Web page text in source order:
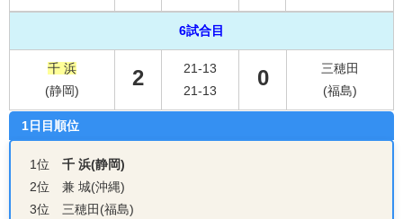
6試合目
千 浜
(静岡)
2
21-13
21-13
0
三穂田
(福島)
1日目順位
1位 千 浜(静岡)
2位 兼 城(沖縄)
3位 三穂田(福島)